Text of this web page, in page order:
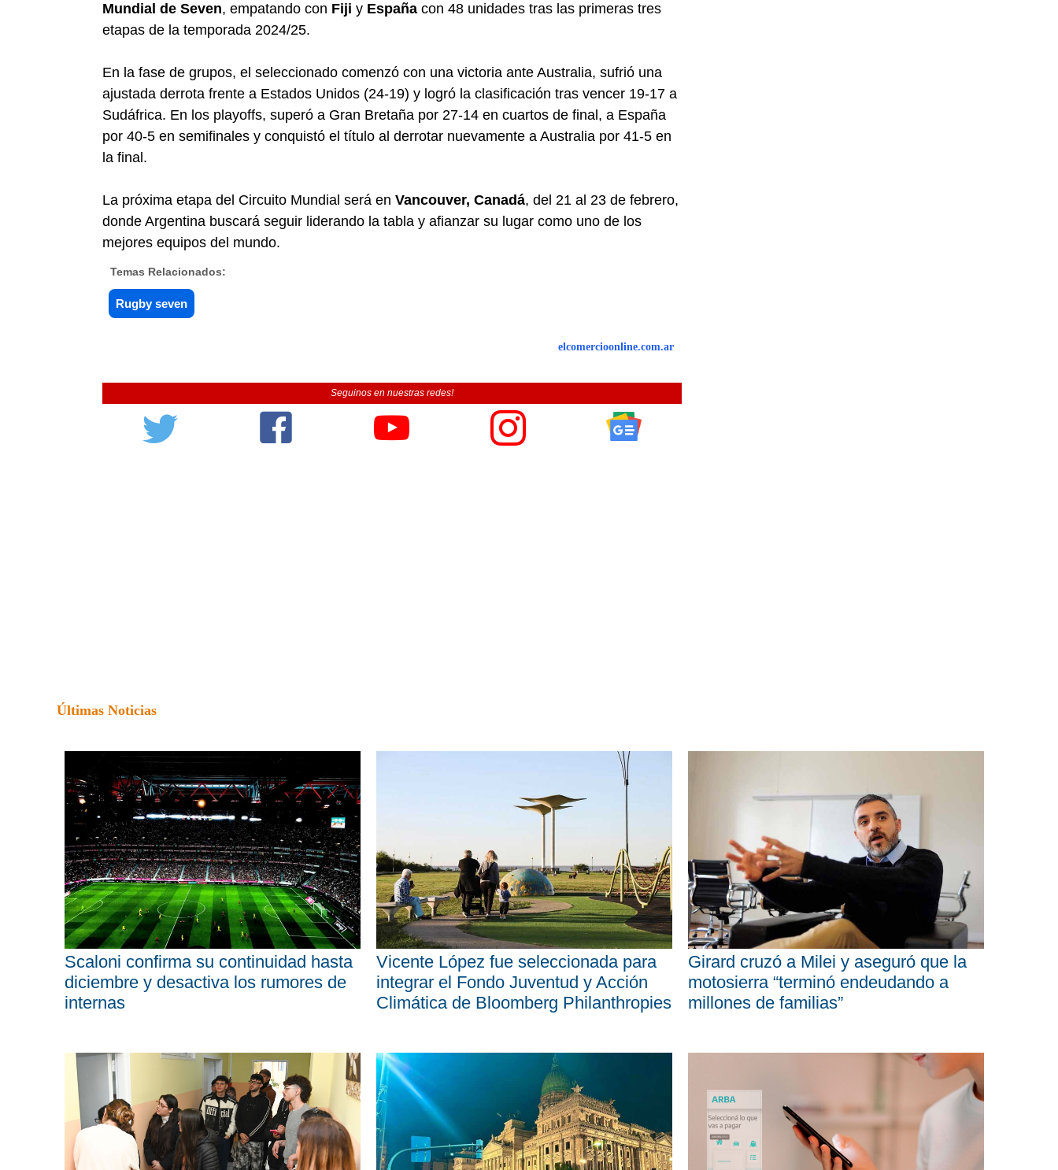
Mundial de Seven, empatando con Fiji y España con 48 unidades tras las primeras tres
etapas de la temporada 2024/25.
En la fase de grupos, el seleccionado comenzó con una victoria ante Australia, sufrió una
ajustada derrota frente a Estados Unidos (24-19) y logró la clasificación tras vencer 19-17 a
Sudáfrica. En los playoffs, superó a Gran Bretaña por 27-14 en cuartos de final, a España
por 40-5 en semifinales y conquistó el título al derrotar nuevamente a Australia por 41-5 en
la final.
La próxima etapa del Circuito Mundial será en Vancouver, Canadá, del 21 al 23 de febrero,
donde Argentina buscará seguir liderando la tabla y afianzar su lugar como uno de los
mejores equipos del mundo.
Temas Relacionados:
Rugby seven
elcomercioonline.com.ar
Seguinos en nuestras redes!
Últimas Noticias
Scaloni confirma su continuidad hasta
diciembre y desactiva los rumores de
internas
Vicente López fue seleccionada para
integrar el Fondo Juventud y Acción
Climática de Bloomberg Philanthropies
Girard cruzó a Milei y aseguró que la
motosierra “terminó endeudando a
millones de familias”